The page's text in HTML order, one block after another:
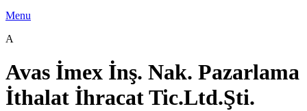
Menu
A
Avas İmex İnş. Nak. Pazarlama
İthalat İhracat Tic.Ltd.Şti.